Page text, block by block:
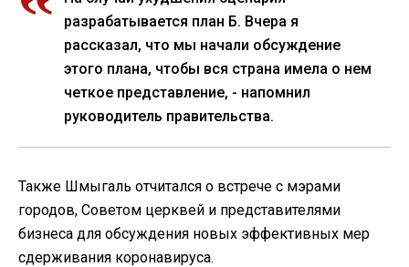
разрабатывается план Б. Вчера я
рассказал, что мы начали обсуждение
этого плана, чтобы вся страна имела о нем
четкое представление, - напомнил
руководитель правительства.
Также Шмыгаль отчитался о встрече с мэрами
городов, Советом церквей и представителями
бизнеса для обсуждения новых эффективных мер
сдерживания коронавируса.